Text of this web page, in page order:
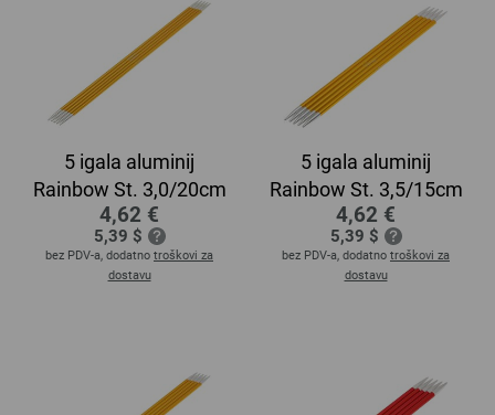
5 igala aluminij
Rainbow St. 3,0/20cm
4,62 €
5,39 $
bez PDV-a, dodatno troškovi za
dostavu
5 igala aluminij
Rainbow St. 3,5/15cm
4,62 €
5,39 $
bez PDV-a, dodatno troškovi za
dostavu